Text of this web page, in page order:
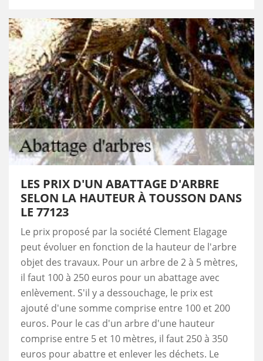
LES PRIX D'UN ABATTAGE D'ARBRE
SELON LA HAUTEUR À TOUSSON DANS
LE 77123
Le prix proposé par la société Clement Elagage
peut évoluer en fonction de la hauteur de l'arbre
objet des travaux. Pour un arbre de 2 à 5 mètres,
il faut 100 à 250 euros pour un abattage avec
enlèvement. S'il y a dessouchage, le prix est
ajouté d'une somme comprise entre 100 et 200
euros. Pour le cas d'un arbre d'une hauteur
comprise entre 5 et 10 mètres, il faut 250 à 350
euros pour abattre et enlever les déchets. Le